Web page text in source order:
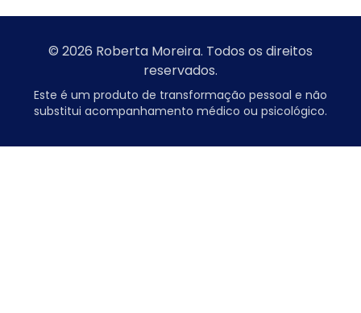
© 2026 Roberta Moreira. Todos os direitos
reservados.
Este é um produto de transformação pessoal e não
substitui acompanhamento médico ou psicológico.